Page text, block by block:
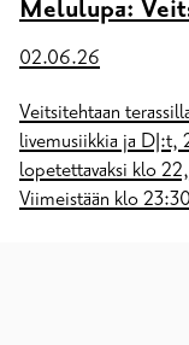
Melulupa:
02.06.26
Veitsitehtaan
livemusiikkia ja
lopetettavaksi klo
Viimeistään klo